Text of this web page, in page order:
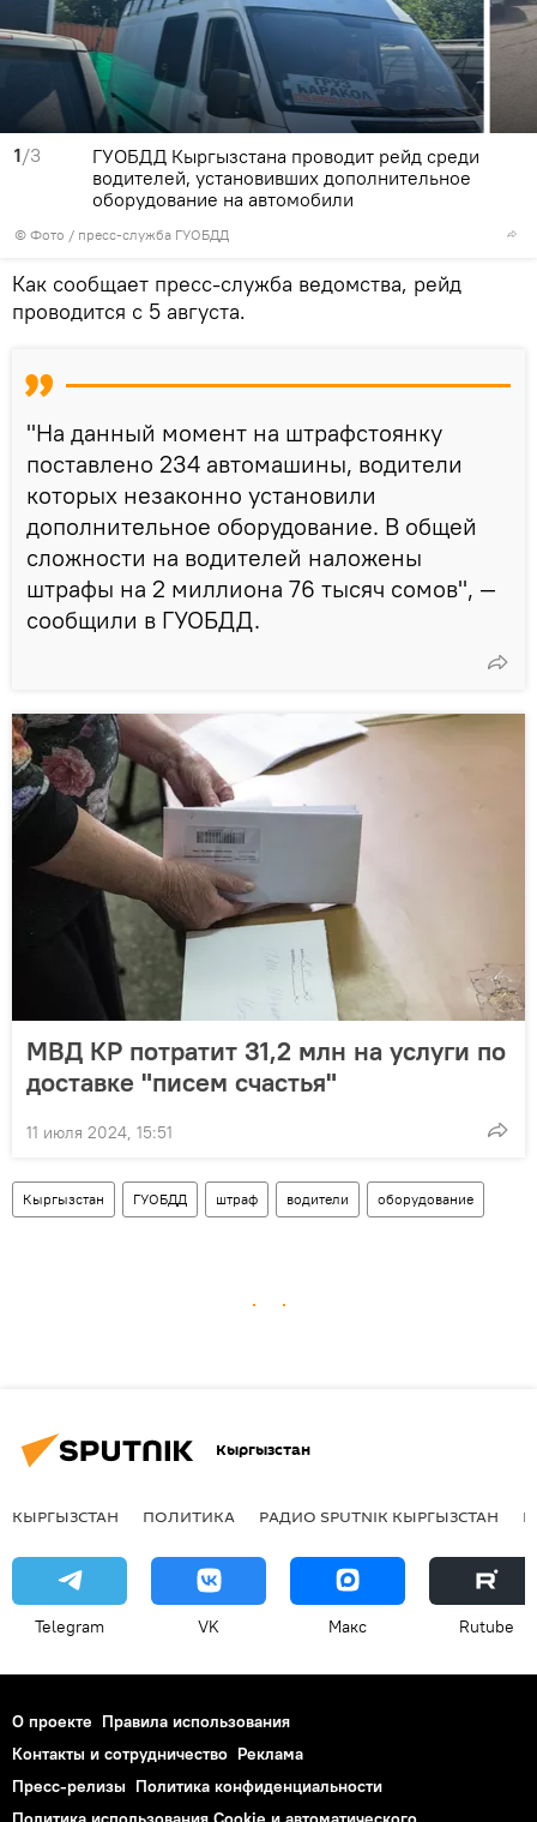
1/3
© Фото / пресс-служба ГУОБДД
ГУОБДД Кыргызстана проводит рейд среди
водителей, установивших дополнительное
оборудование на автомобили
Как сообщает пресс-служба ведомства, рейд
проводится с 5 августа.
"На данный момент на штрафстоянку
поставлено 234 автомашины, водители
которых незаконно установили
дополнительное оборудование. В общей
сложности на водителей наложены
штрафы на 2 миллиона 76 тысяч сомов", —
сообщили в ГУОБДД.
МВД КР потратит 31,2 млн на услуги по
доставке "писем счастья"
11 июля 2024, 15:51
Кыргызстан ГУОБДД штраф водители оборудование
Кыргызстан
КЫРГЫЗСТАН ПОЛИТИКА РАДИО SPUTNIK КЫРГЫЗСТАН
Telegram VK Макс Rutube
О проекте Правила использования
Контакты и сотрудничество Реклама
Пресс-релизы Политика конфиденциальности